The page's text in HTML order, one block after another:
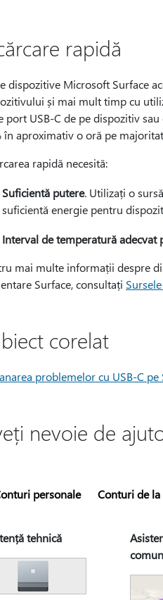
rapidă
dispozitive Microsoft Surface
și mai mult timp cu
port USB-C de pe dispozitiv
în aproximativ o oră pe
rapidă necesită:
Suficientă putere. Utilizați o
suficientă energie pentru
Interval de temperatură adecvat
mai multe informații despre
Surface, consultați
corelat
problemelor cu USB-C pe
nevoie de
personale Conturi de
tehnică